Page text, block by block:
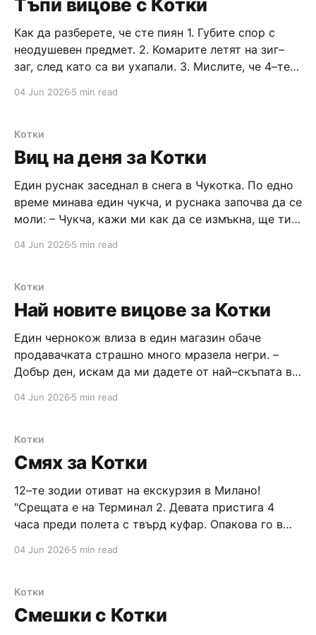
Тъпи вицове с Котки
Как да разберете, че сте пиян 1. Губите спор с
неодушевен предмет. 2. Комарите летят на зиг–
заг, след като са ви ухапали. 3. Мислите, че 4–те
04 Jun 2026 5 min read
Котки
Виц на деня за Котки
Един руснак заседнал в снега в Чукотка. По едно
време минава един чукча, и руснака започва да се
моли: – Чукча, кажи ми как да се измъкна, ще ти
04 Jun 2026 5 min read
Котки
Най новите вицове за Котки
Един чернокож влиза в един магазин обаче
продавачката страшно много мразела негри. –
Добър ден, искам да ми дадете от най–скъпата ви
04 Jun 2026 5 min read
Котки
Смях за Котки
12–те зодии отиват на екскурзия в Милано!
"Срещата е на Терминал 2. Девата пристига 4
часа преди полета с твърд куфар. Опакова го в
пристига, заедно
04 Jun 2026 5 min read
Котки
Смешки с Котки